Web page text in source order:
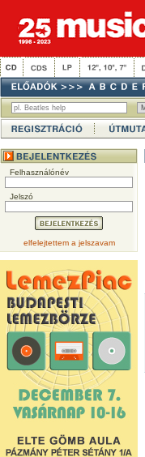
Felhasználónév
Jelszó
elfelejtettem a jelszavam